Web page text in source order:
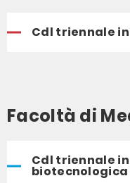
Cdl triennale
Facoltà di
Cdl triennale